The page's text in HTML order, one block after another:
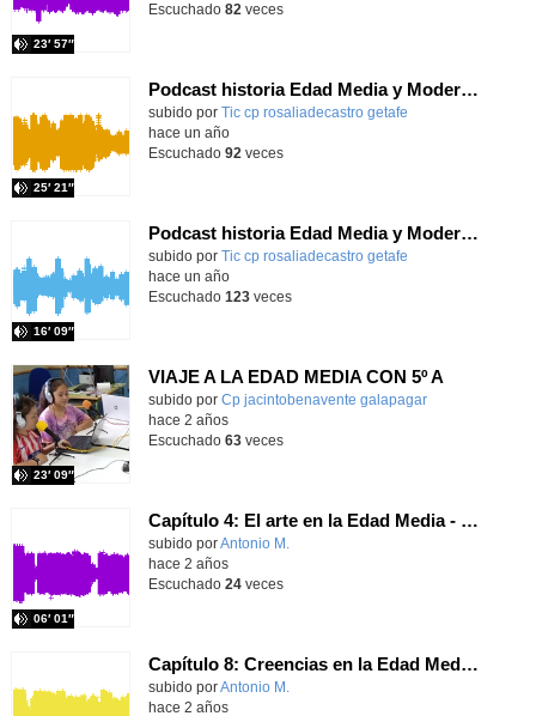
23′ 57″
Escuchado 82 veces
Podcast historia Edad Media y Moderna Episodio 2
Contenido educativo.
subido por Tic cp rosaliadecastro getafe
25′ 21″
hace un año
Escuchado 92 veces
Podcast historia Edad Media y Moderna Episodio 1
Contenido educativo.
subido por Tic cp rosaliadecastro getafe
16′ 09″
hace un año
Escuchado 123veces
VIAJE A LA EDAD MEDIA CON 5º A
Contenido educativo.
subido por Cp jacintobenavente galapagar
23′ 09″
-
hace 2 años
Escuchado 63veces
Capítulo 4: El arte en la Edad Media - Pequeñas historias de la Edad Media
Contenido educativo.
subido porAntonio M.
06′ 01″
hace 2 años
Escuchado 24veces
Capítulo 8: Creencias en la Edad Media - Pequeñas historias de la Edad Media
Contenido educativo.
subido porAntonio M.
hace 2 años